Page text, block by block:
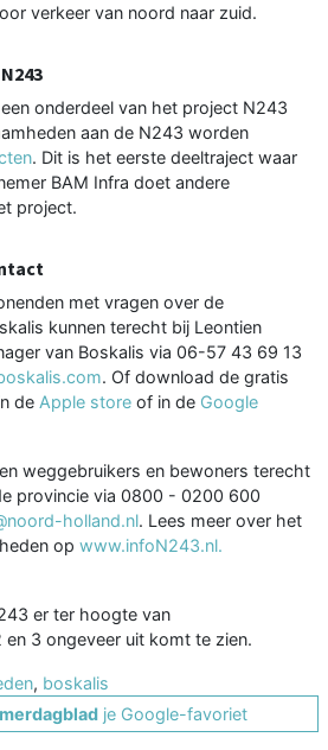
verkeer van noord naar zuid.
onderdeel van het project N243
aan de N243 worden
. Dit is het eerste deeltraject waar
BAM Infra doet andere
project.
met vragen over de
kunnen terecht bij Leontien
van Boskalis via 06-57 43 69 13
. Of download de gratis
de Apple store of in de Google
weggebruikers en bewoners terecht
provincie via 0800 - 0200 600
holland.nl. Lees meer over het
op www.infoN243.nl.
er ter hoogte van
en 3 ongeveer uit komt te zien.
, boskalis
je Google-favoriet